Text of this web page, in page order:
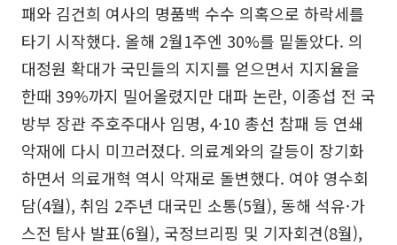
패와 김건희 여사의 명품백 수수 의혹으로 하락세를
타기 시작했다. 올해 2월1주엔 30%를 밑돌았다. 의
대정원 확대가 국민들의 지지를 얻으면서 지지율을
한때 39%까지 밀어올렸지만 대파 논란, 이종섭 전 국
방부 장관 주호주대사 임명, 4·10 총선 참패 등 연쇄
악재에 다시 미끄러졌다. 의료계와의 갈등이 장기화
하면서 의료개혁 역시 악재로 돌변했다. 여야 영수회
담(4월), 취임 2주년 대국민 소통(5월), 동해 석유·가
스전 탐사 발표(6월), 국정브리핑 및 기자회견(8월),